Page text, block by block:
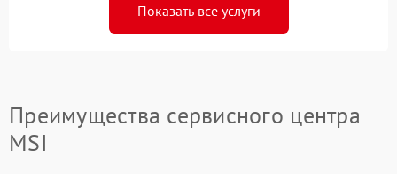
Показать все услуги
Преимущества сервисного центра
MSI